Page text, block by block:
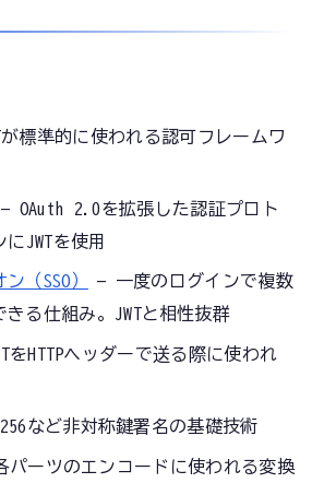
が標準的に使われる認可フレームワ
— OAuth 2.0を拡張した認証プロト
JWTを使用
（SSO）
— 一度のログインで複数
る仕組み。JWTと相性抜群
をHTTPヘッダーで送る際に使われ
など非対称鍵署名の基礎技術
パーツのエンコードに使われる変換